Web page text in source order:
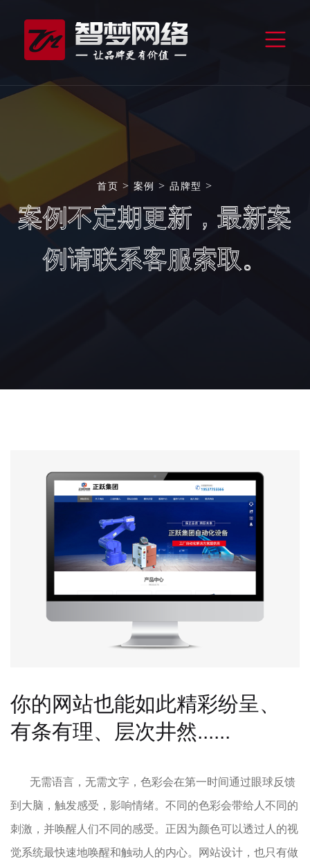
首页 > 案例 >品牌型 >
案例不定期更新，最新案
例请联系客服索取。
你的网站也能如此精彩纷呈、
有条有理、层次井然......
无需语言，无需文字，色彩会在第一时间通过眼球反馈
到大脑，触发感受，影响情绪。不同的色彩会带给人不同的
刺激，并唤醒人们不同的感受。正因为颜色可以透过人的视
觉系统最快速地唤醒和触动人的内心。网站设计，也只有做